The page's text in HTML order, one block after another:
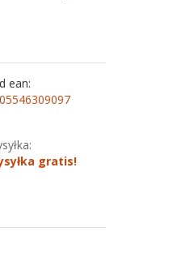
ean:
gratis!